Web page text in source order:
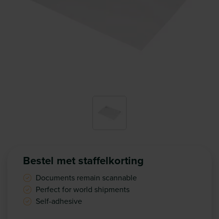
Bestel met staffelkorting
Documents remain scannable
Perfect for world shipments
Self-adhesive